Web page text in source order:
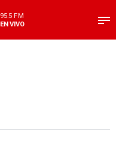
95.5 FM
EN VIVO